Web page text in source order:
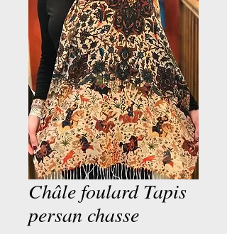
Châle foulard Tapis
persan chasse